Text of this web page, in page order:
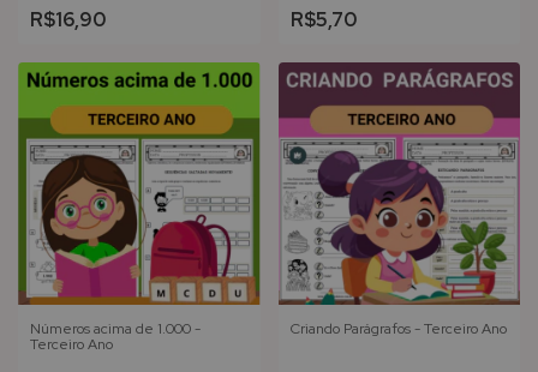
R$16,90 R$5,70
Números acima de 1.000 -
Terceiro Ano
Criando Parágrafos - Terceiro Ano